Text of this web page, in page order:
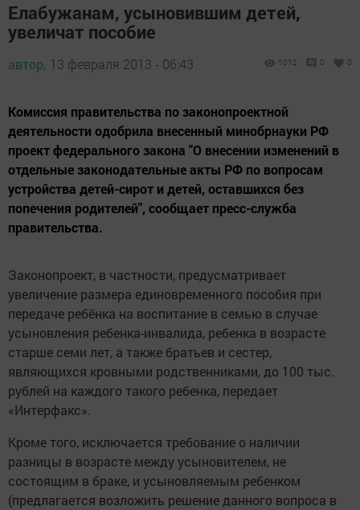
Елабужанам, усыновившим детей,
увеличат пособие
автор, 13 февраля 2013 - 06:43 1012 0 0
Комиссия правительства по законопроектной
деятельности одобрила внесенный минобрнауки РФ
проект федерального закона "О внесении изменений в
отдельные законодательные акты РФ по вопросам
устройства детей-сирот и детей, оставшихся без
попечения родителей", сообщает пресс-служба
правительства.
Законопроект, в частности, предусматривает
увеличение размера единовременного пособия при
передаче ребёнка на воспитание в семью в случае
усыновления ребенка-инвалида, ребенка в возрасте
старше семи лет, а также братьев и сестер,
являющихся кровными родственниками, до 100 тыс.
рублей на каждого такого ребенка, передает
«Интерфакс».
Кроме того, исключается требование о наличии
разницы в возрасте между усыновителем, не
состоящим в браке, и усыновляемым ребенком
(предлагается возложить решение данного вопроса в